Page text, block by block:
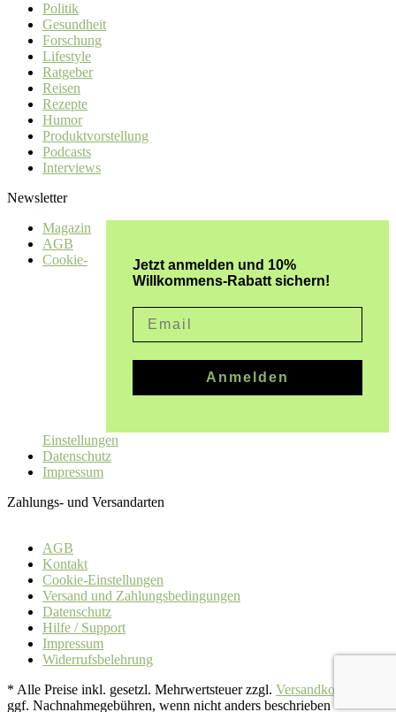
Politik
Gesundheit
Forschung
Lifestyle
Ratgeber
Reisen
Rezepte
Humor
Produktvorstellung
Podcasts
Interviews
Newsletter
Jetzt anmelden und 10%
Willkommens-Rabatt sichern!
Anmelden
Magazin
AGB
Cookie-
Einstellungen
Datenschutz
Impressum
Zahlungs- und Versandarten
AGB
Kontakt
Cookie-Einstellungen
Versand und Zahlungsbedingungen
Datenschutz
Hilfe / Support
Impressum
Widerrufsbelehrung
* Alle Preise inkl. gesetzl. Mehrwertsteuer zzgl. Versandkosten
ggf. Nachnahmegebühren, wenn nicht anders beschrieben